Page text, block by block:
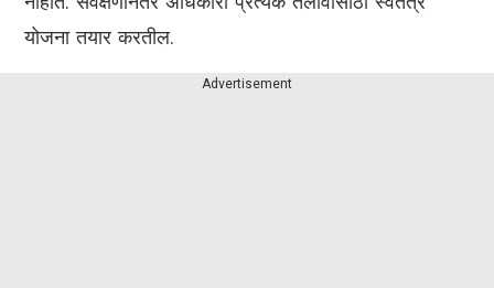
योजना तयार करतील.
Advertisement